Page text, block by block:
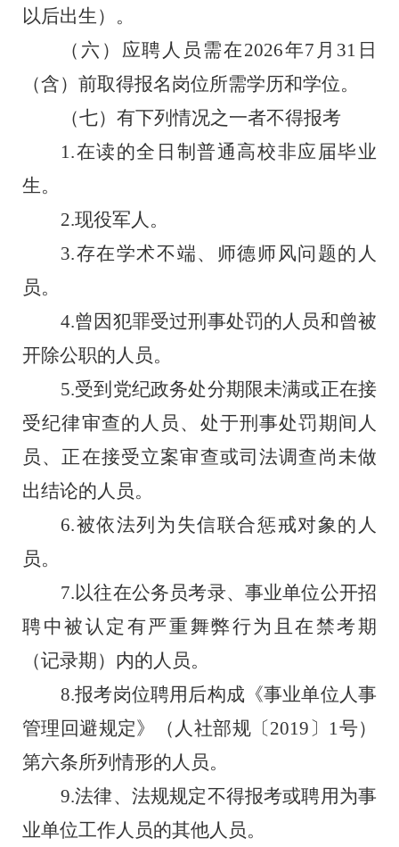
以后出生） 。
（六）应聘人员需在2026年7 月 31 日
（含）前取得报名岗位所需学历和学位。
（七）有下列情况之一者不得报考
1.在读的全日制普通高校非应届毕业
生。
2.现役军人。
3.存在学术不端、师德师风问题的人
员。
4.曾因犯罪受过刑事处罚的人员和曾被
开除公职的人员。
5.受到党纪政务处分期限未满或正在接
受纪律审查的人员、处于刑事处罚期间人
员、正在接受立案审查或司法调查尚未做
出结论的人员。
6.被依法列为失信联合惩戒对象的人
员。
7.以往在公务员考录、事业单位公开招
聘中被认定有严重舞弊行为且在禁考期
（记录期）内的人员。
8.报考岗位聘用后构成《事业单位人事
管理回避规定》（人社部规〔2019 〕 1号）
第六条所列情形的人员。
9.法律、法规规定不得报考或聘用为事
业单位工作人员的其他人员。